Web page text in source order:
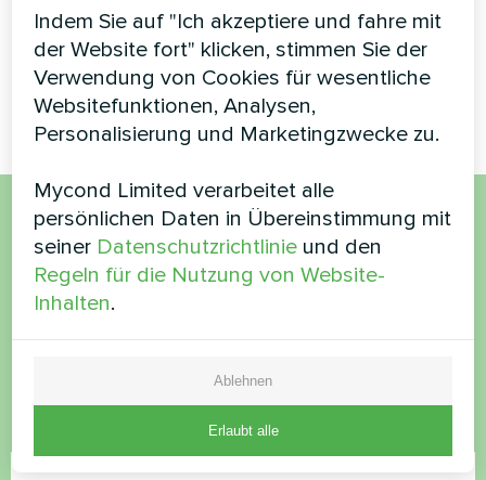
MyCond Split-Wärmepumpen
BeeHeat MHS-N14BH/MHS-
U14BH
Möchten Sie kaufen oder
haben Sie Fragen?
Indem Sie auf "Ich akzeptiere und fahre mit
der Website fort" klicken, stimmen Sie der
Verwendung von Cookies für wesentliche
Websitefunktionen, Analysen,
Personalisierung und Marketingzwecke zu.
Mycond Limited verarbeitet alle
persönlichen Daten in Übereinstimmung mit
seiner Datenschutzrichtlinie und den
Regeln für die Nutzung von Website-
Inhalten.
Ablehnen
Erlaubt alle